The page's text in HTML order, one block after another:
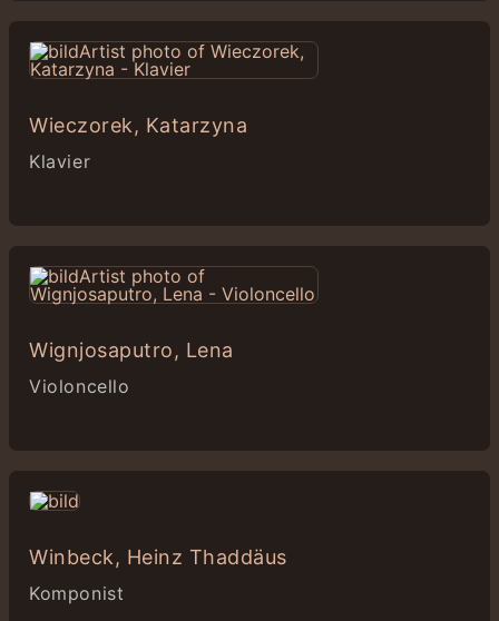
Wieczorek, Katarzyna
Klavier
Wignjosaputro, Lena
Violoncello
Winbeck, Heinz Thaddäus
Komponist